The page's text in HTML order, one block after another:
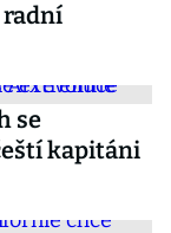
radní
se
kapitáni